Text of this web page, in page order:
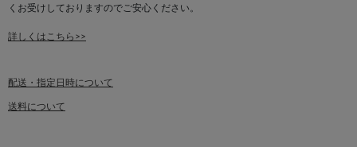
くお受けしておりますのでご安心ください。
詳しくはこちら>>
配送・指定日時について
送料について